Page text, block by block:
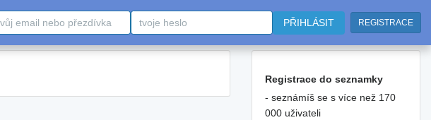
PŘIHLÁSIT REGISTRACE
Registrace do seznamky
- seznámíš se s více než 170
000 uživateli